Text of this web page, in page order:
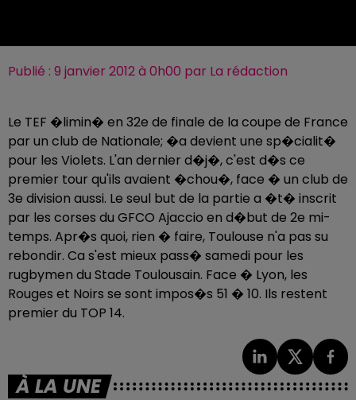
Publié : 9 janvier 2012 à 0h00 par La rédaction
Le TEF �limin� en 32e de finale de la coupe de France
par un club de Nationale; �a devient une sp�cialit�
pour les Violets. L'an dernier d�j�, c'est d�s ce
premier tour qu'ils avaient �chou�, face � un club de
3e division aussi. Le seul but de la partie a �t� inscrit
par les corses du GFCO Ajaccio en d�but de 2e mi-
temps. Apr�s quoi, rien � faire, Toulouse n'a pas su
rebondir. Ca s'est mieux pass� samedi pour les
rugbymen du Stade Toulousain. Face � Lyon, les
Rouges et Noirs se sont impos�s 51 � 10. Ils restent
premier du TOP 14.
À LA UNE